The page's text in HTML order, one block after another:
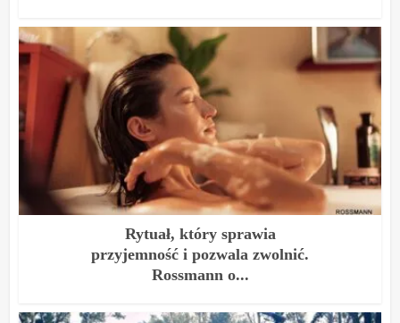
Rytuał, który sprawia
przyjemność i pozwala zwolnić.
Rossmann o...